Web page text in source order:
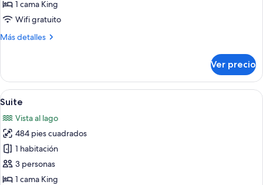
(Seesicht)
1 cama King
Wifi gratuito
Más detalles
Más
doble
(Seesicht)
Ver precio
Abrir
todas
las
fotos
de
Suite
Un dormitorio con techo de madera,
4
Suite
Vista al lago
484 pies cuadrados
1 habitación
3 personas
1 cama King